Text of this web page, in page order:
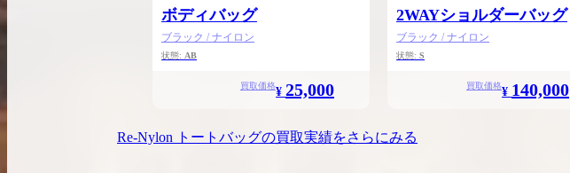
ボディバッグ
ブラック / ナイロン
状態: AB
買取価格¥ 25,000
2WAYショルダーバッグ
ブラック / ナイロン
状態: S
買取価格¥ 140,000
Re-Nylon トートバッグの買取実績をさらにみる